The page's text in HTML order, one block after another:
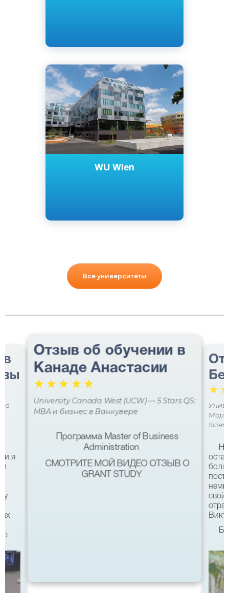
WU Wien
Английский
Немецкий
Вена, Австрия
Государственный
Все университеты
в
я
и
в
Отзыв об обучении в
Канаде Анастасии
☆☆☆ ☆☆
University Canada West (UCW) — 5 Stars QS:
MBA и бизнес в Ванкувере
Программа Master of Business
Administration
СМОТРИТЕ МОЙ ВИДЕО ОТЗЫВ О
GRANT STUDY
☆
Мора
свой
Все